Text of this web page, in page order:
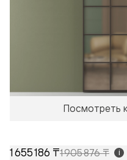
Посмотреть
1 655 186 ₸1 905 876 ₸ i